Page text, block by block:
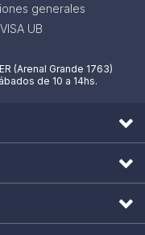
generales
UB
(Arenal Grande 1763)
de 10 a 14hs.